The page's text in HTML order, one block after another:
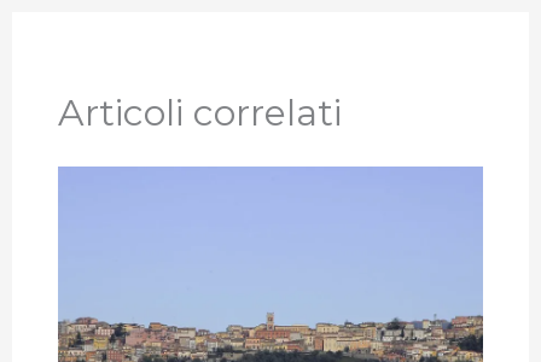
Articoli correlati